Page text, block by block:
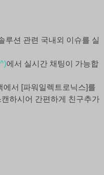
루션 관련 국내외 이슈를 실
에서 실시간 채팅이 가능합
서 [파워일렉트로닉스]를
하시어 간편하게 친구추가